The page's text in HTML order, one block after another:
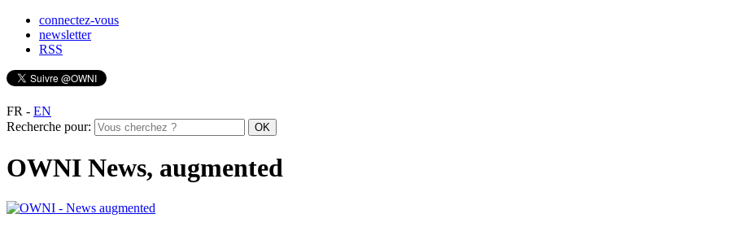
connectez-vous
newsletter
RSS
FR - EN
Recherche pour:
OWNI News, augmented